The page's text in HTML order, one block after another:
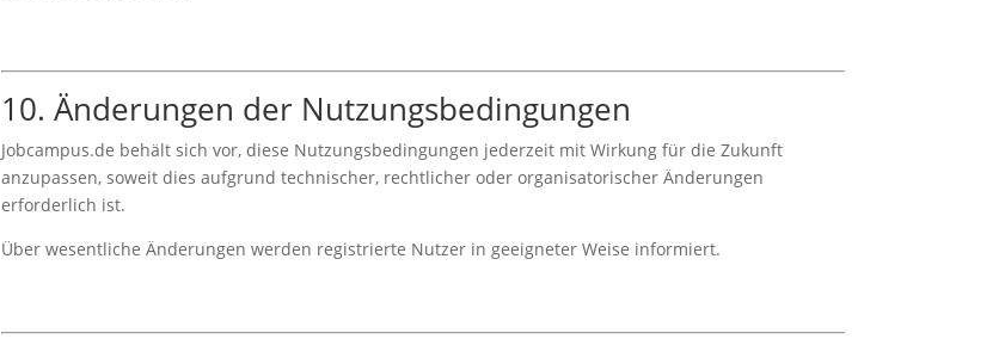
10. Änderungen der Nutzungsbedingungen
Jobcampus.de behält sich vor, diese Nutzungsbedingungen jederzeit mit Wirkung für die Zukunft
anzupassen, soweit dies aufgrund technischer, rechtlicher oder organisatorischer Änderungen
erforderlich ist.
Über wesentliche Änderungen werden registrierte Nutzer in geeigneter Weise informiert.